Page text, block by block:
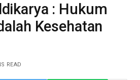
: Hukum
Kesehatan
READ